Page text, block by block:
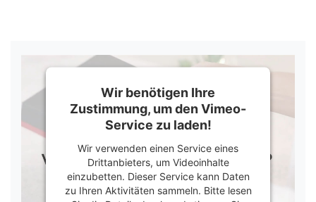
Wir benötigen Ihre
Zustimmung, um den Vimeo-
Service zu laden!
Wir verwenden einen Service eines
Drittanbieters, um Videoinhalte
einzubetten. Dieser Service kann Daten
zu Ihren Aktivitäten sammeln. Bitte lesen